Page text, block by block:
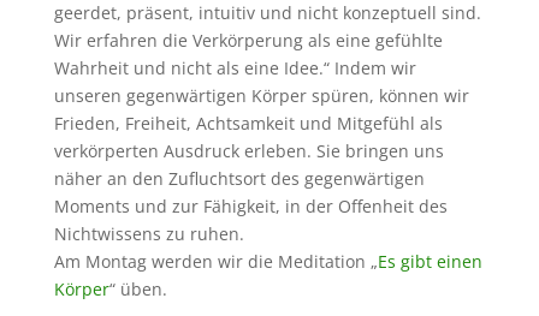
geerdet, präsent, intuitiv und nicht konzeptuell sind.
Wir erfahren die Verkörperung als eine gefühlte
Wahrheit und nicht als eine Idee.“ Indem wir
unseren gegenwärtigen Körper spüren, können wir
Frieden, Freiheit, Achtsamkeit und Mitgefühl als
verkörperten Ausdruck erleben. Sie bringen uns
näher an den Zufluchtsort des gegenwärtigen
Moments und zur Fähigkeit, in der Offenheit des
Nichtwissens zu ruhen.
Am Montag werden wir die Meditation „Es gibt einen
Körper“ üben.